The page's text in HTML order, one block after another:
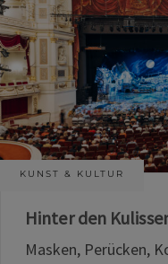
KUNST & KULTUR
Hinter den
Masken, Perücken,